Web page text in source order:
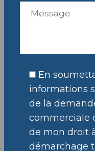
En
informations
de la
commerciale
de mon droit
démarchage